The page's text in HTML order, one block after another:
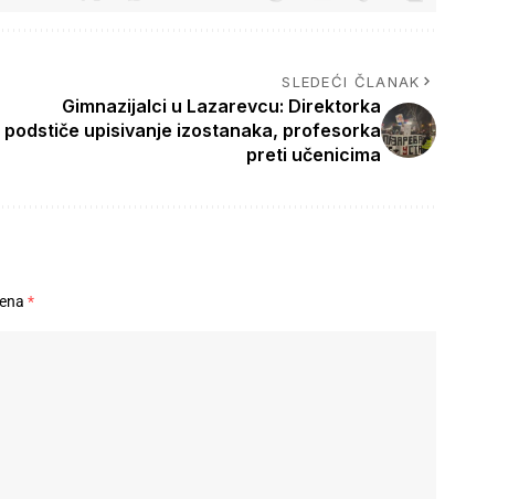
SLEDEĆI ČLANAK
Gimnazijalci u Lazarevcu: Direktorka
podstiče upisivanje izostanaka, profesorka
preti učenicima
*